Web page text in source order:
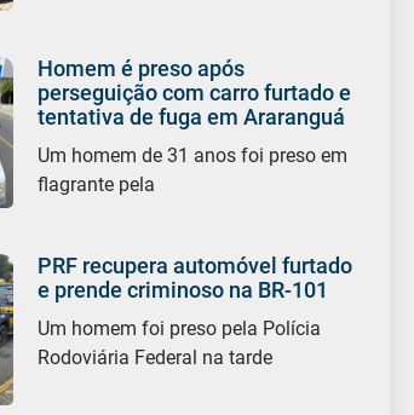
Homem é preso após
perseguição com carro furtado e
tentativa de fuga em Araranguá
Um homem de 31 anos foi preso em
flagrante pela
PRF recupera automóvel furtado
e prende criminoso na BR-101
Um homem foi preso pela Polícia
Rodoviária Federal na tarde